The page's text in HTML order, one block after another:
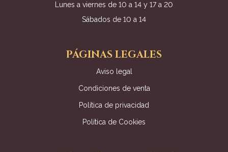
Lunes a viernes de 10 a 14 y 17 a 20
Sábados de 10 a 14
PÁGINAS LEGALES
Aviso legal
Condiciones de venta
Política de privacidad
Política de Cookies